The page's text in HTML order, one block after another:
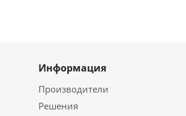
Информация
Производители
Решения